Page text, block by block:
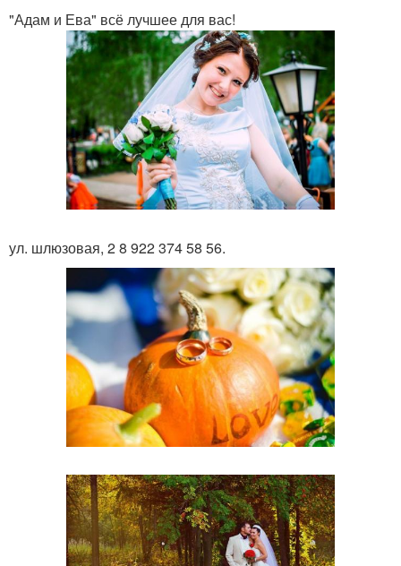
"Адам и Ева" всё лучшее для вас!
ул. шлюзовая, 2 8 922 374 58 56.